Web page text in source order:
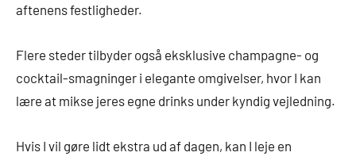
aftenens festligheder.
Flere steder tilbyder også eksklusive champagne- og
cocktail-smagninger i elegante omgivelser, hvor I kan
lære at mikse jeres egne drinks under kyndig vejledning.
Hvis I vil gøre lidt ekstra ud af dagen, kan I leje en